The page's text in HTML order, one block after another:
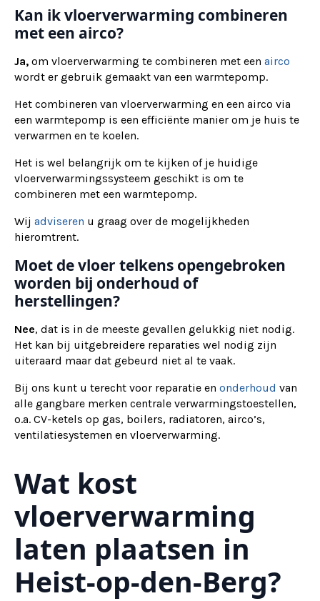
Kan ik vloerverwarming combineren
met een airco?
Ja, om vloerverwarming te combineren met een airco
wordt er gebruik gemaakt van een warmtepomp.
Het combineren van vloerverwarming en een airco via
een warmtepomp is een efficiënte manier om je huis te
verwarmen en te koelen.
Het is wel belangrijk om te kijken of je huidige
vloerverwarmingssysteem geschikt is om te
combineren met een warmtepomp.
Wij adviseren u graag over de mogelijkheden
hieromtrent.
Moet de vloer telkens opengebroken
worden bij onderhoud of
herstellingen?
Nee, dat is in de meeste gevallen gelukkig niet nodig.
Het kan bij uitgebreidere reparaties wel nodig zijn
uiteraard maar dat gebeurd niet al te vaak.
Bij ons kunt u terecht voor reparatie en onderhoud van
alle gangbare merken centrale verwarmingstoestellen,
o.a. CV-ketels op gas, boilers, radiatoren, airco’s,
ventilatiesystemen en vloerverwarming.
Wat kost
vloerverwarming
laten plaatsen in
Heist-op-den-Berg?